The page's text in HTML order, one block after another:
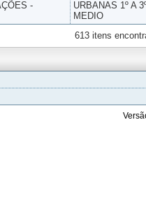
-
URBANAS 1º A
MEDIO
613 itens